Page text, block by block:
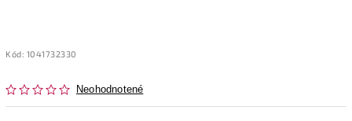
Kód: 1041732330
Neohodnotené